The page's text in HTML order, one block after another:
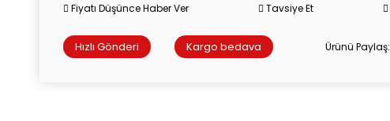
Fiyatı Düşünce Haber Ver Tavsiye Et
Hızlı Gönderi Kargo bedava Ürünü Paylaş: